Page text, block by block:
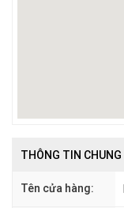
THÔNG TIN CHUNG
Tên cửa hàng: